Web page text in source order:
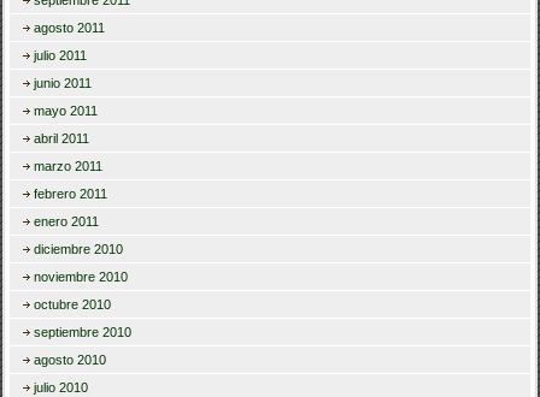
agosto 2011
julio 2011
junio 2011
mayo 2011
abril 2011
marzo 2011
febrero 2011
enero 2011
diciembre 2010
noviembre 2010
octubre 2010
septiembre 2010
agosto 2010
julio 2010